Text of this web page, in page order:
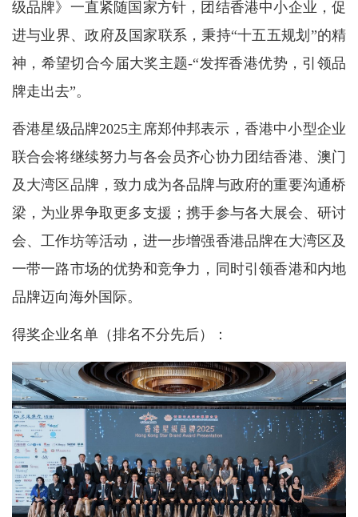
级品牌》一直紧随国家方针，团结香港中小企业，促
进与业界、政府及国家联系，秉持“十五五规划”的精
神，希望切合今届大奖主题-“发挥香港优势，引领品
牌走出去”。
香港星级品牌2025主席郑仲邦表示，香港中小型企业
联合会将继续努力与各会员齐心协力团结香港、澳门
及大湾区品牌，致力成为各品牌与政府的重要沟通桥
梁，为业界争取更多支援；携手参与各大展会、研讨
会、工作坊等活动，进一步增强香港品牌在大湾区及
一带一路市场的优势和竞争力，同时引领香港和内地
品牌迈向海外国际。
得奖企业名单（排名不分先后）：